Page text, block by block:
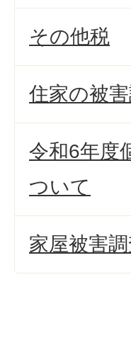
その他税
住家の被
令和6年度
ついて
家屋被害